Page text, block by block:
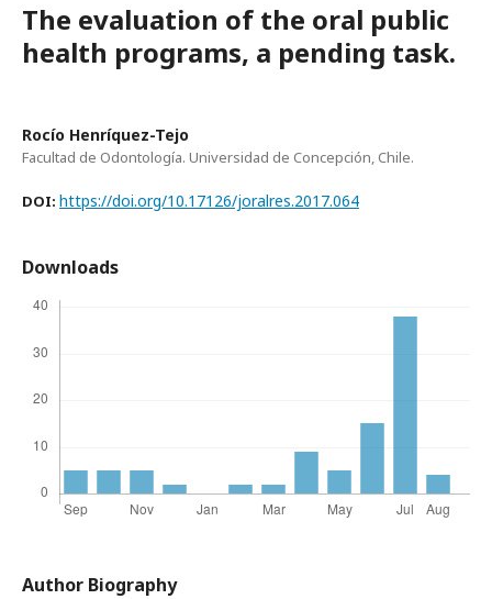
The evaluation of the oral public
health programs, a pending task.
Rocío Henríquez-Tejo
Facultad de Odontología. Universidad de Concepción, Chile.
DOI: https://doi.org/10.17126/joralres.2017.064
Downloads
Author Biography